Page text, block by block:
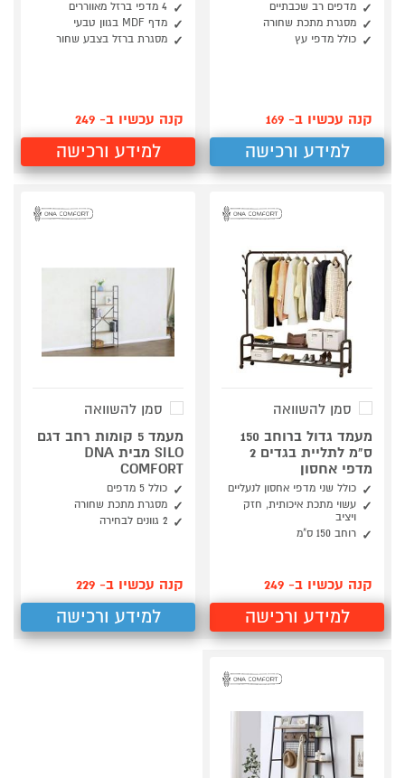
מדפים רב שכבתיים
מסגרת מתכת שחורה
כולל מדפי עץ
קנה עכשיו ב- 169
למידע ורכישה
4 מדפי ברזל מאווררים
מדף MDF בגוון טבעי
מסגרת ברזל בצבע שחור
קנה עכשיו ב- 249
למידע ורכישה
סמן להשוואה
מעמד גדול ברוחב 150
ס"מ לתליית בגדים 2
מדפי אחסון
כולל שני מדפי אחסון לנעליים
עשוי מתכת איכותית, חזק
ויציב
רוחב 150 ס"מ
קנה עכשיו ב- 249
למידע ורכישה
סמן להשוואה
מעמד 5 קומות רחב דגם
SILO מבית DNA
COMFORT
כולל 5 מדפים
מסגרת מתכת שחורה
2 גוונים לבחירה
קנה עכשיו ב- 229
למידע ורכישה